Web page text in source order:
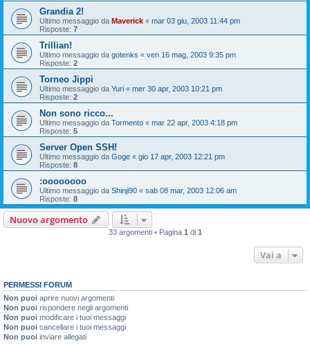
Grandia 2!
Ultimo messaggio da Maverick « mar 03 giu, 2003 11:44 pm
Risposte: 7
Trillian!
Ultimo messaggio da gotenks « ven 16 mag, 2003 9:35 pm
Risposte: 2
Torneo Jippi
Ultimo messaggio da Yuri « mer 30 apr, 2003 10:21 pm
Risposte: 2
Non sono ricco...
Ultimo messaggio da Tormento « mar 22 apr, 2003 4:18 pm
Risposte: 5
Server Open SSH!
Ultimo messaggio da Goge « gio 17 apr, 2003 12:21 pm
Risposte: 8
:oooooooo
Ultimo messaggio da Shinji90 « sab 08 mar, 2003 12:06 am
Risposte: 8
Nuovo argomento
33 argomenti • Pagina 1 di 1
Vai a
PERMESSI FORUM
Non puoi aprire nuovi argomenti
Non puoi rispondere negli argomenti
Non puoi modificare i tuoi messaggi
Non puoi cancellare i tuoi messaggi
Non puoi inviare allegati